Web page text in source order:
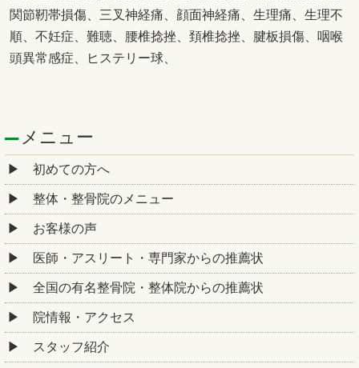
関節靭帯損傷、三叉神経痛、顔面神経痛、生理痛、生理不
順、不妊症、難聴、腰椎捻挫、頚椎捻挫、腱板損傷、咽喉
頭異常感症、ヒステリー球、
メニュー
初めての方へ
整体・整骨院のメニュー
お客様の声
医師・アスリート・専門家からの推薦状
全国の有名整骨院・整体院からの推薦状
院情報・アクセス
スタッフ紹介